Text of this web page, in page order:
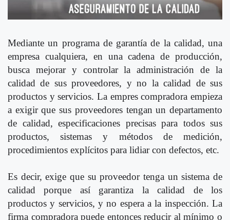
Mediante un programa de garantía de la calidad, una
empresa cualquiera, en una cadena de producción,
busca mejorar y controlar la administración de la
calidad de sus proveedores, y no la calidad de sus
productos y servicios. La empres compradora empieza
a exigir que sus proveedores tengan un departamento
de calidad, especificaciones precisas para todos sus
productos, sistemas y métodos de medición,
procedimientos explícitos para lidiar con defectos, etc.
Es decir, exige que su proveedor tenga un sistema de
calidad porque así garantiza la calidad de los
productos y servicios, y no espera a la inspección. La
firma compradora puede entonces reducir al mínimo o